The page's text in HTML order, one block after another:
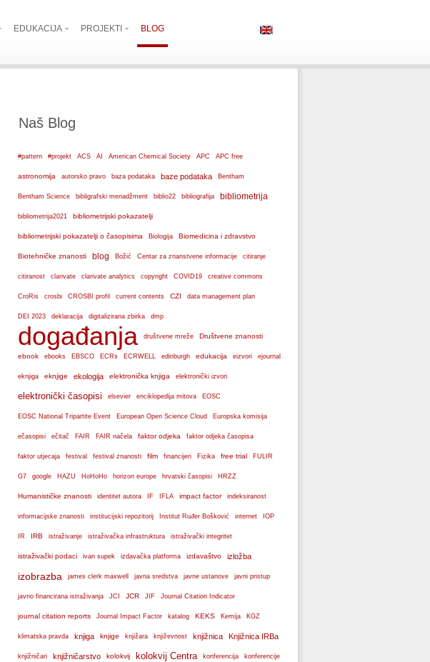
EDUKACIJA PROJEKTI BLOG
Naš Blog
#pattern #projekt ACS AI American Chemical Society APC APC free
astronomija autorsko pravo baza podataka baze podataka Bentham
Bentham Science bibligrafski menadžment biblio22 bibliografija bibliometrija
bibliometrija2021 bibliometrijski pokazatelji
bibliometrijski pokazatelji o časopisima Biologija Biomedicina i zdravstvo
Biotehničke znanosti blog Božić Centar za znanstvene informacije citiranje
citiranost clarivate clarivate analytics copyright COVID19 creative commons
CroRis crosbi CROSBI profil current contents CZI data management plan
DEI 2023 deklaracija digitalizirana zbirka dmp
događanja društvene mreže Društvene znanosti
ebook ebooks EBSCO ECRs ECRWELL edinburgh edukacija eizvori ejournal
eknjiga eknjige ekologija elektronička knjiga elektronički izvori
elektronički časopisi elsevier enciklopedija mitova EOSC
EOSC National Tripartite Event European Open Science Cloud Europska komisija
ečasopisi ečitač FAIR FAIR načela faktor odjeka faktor odjeka časopisa
faktor utjecaja festival festival znanosti film financijeri Fizika free trial FULIR
G7 google HAZU HoHoHo horizon europe hrvatski časopisi HRZZ
Humanističke znanosti identitet autora IF IFLA impact factor indeksiranost
informacijske znanosti institucijski repozitorij Institut Ruđer Bošković internet IOP
IR IRB istraživanje istraživačka infrastruktura istraživački integritet
istraživački podaci ivan supek izdavačka platforma izdavaštvo izložba
izobrazba james clerk maxwell javna sredstva javne ustanove javni pristup
javno financirana istraživanja JCI JCR JIF Journal Citation Indicator
journal citation reports Journal Impact Factor katalog KEKS Kemija KGZ
klimatska pravda knjiga knjige knjižara književnost knjižnica Knjižnica IRBa
knjižničari knjižničarstvo kolokvij kolokvij Centra konferencija konferencije